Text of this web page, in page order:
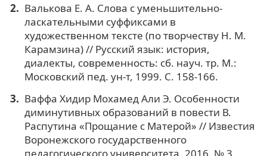
Валькова Е. А. Слова с уменьшительно-
ласкательными суффиксами в
художественном тексте (по творчеству Н. М.
Карамзина) // Русский язык: история,
диалекты, современность: сб. науч. тр. М.:
Московский пед. ун-т, 1999. С. 158-166.
Ваффа Хидир Мохамед Али Э. Особенности
диминутивных образований в повести В.
Распутина «Прощание с Матерой» // Известия
Воронежского государственного
педагогического университета. 2016. № 3